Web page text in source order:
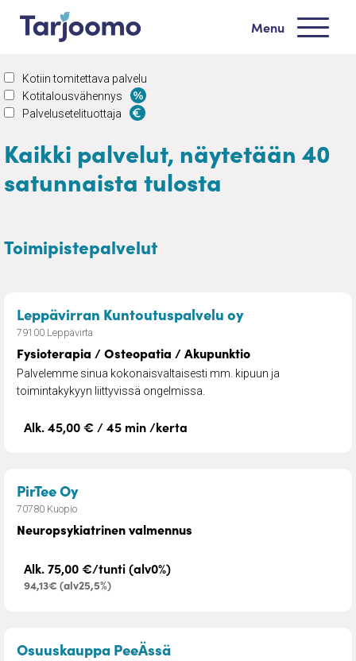
Siirry sisältöön
Menu
Kotiin tomitettava palvelu
Kotitalousvähennys
Palvelusetelituottaja
Kaikki palvelut, näytetään 40
satunnaista tulosta
Toimipistepalvelut
Leppävirran Kuntoutuspalvelu oy– Fysioterapia
79100 Leppävirta
Fysioterapia / Osteopatia / Akupunktio
Palvelemme sinua kokonaisvaltaisesti mm. kipuun ja
toimintakykyyn liittyvissä ongelmissa.
Alk. 45,00 € / 45 min /kerta
PirTee Oy– Neuropsykiatrinen valmennus
70780 Kuopio
Neuropsykiatrinen valmennus
Alk. 75,00 €/tunti (alv0%)
94,13€ (alv25,5%)
Osuuskauppa PeeÄssä– S-Kaupat Nouto